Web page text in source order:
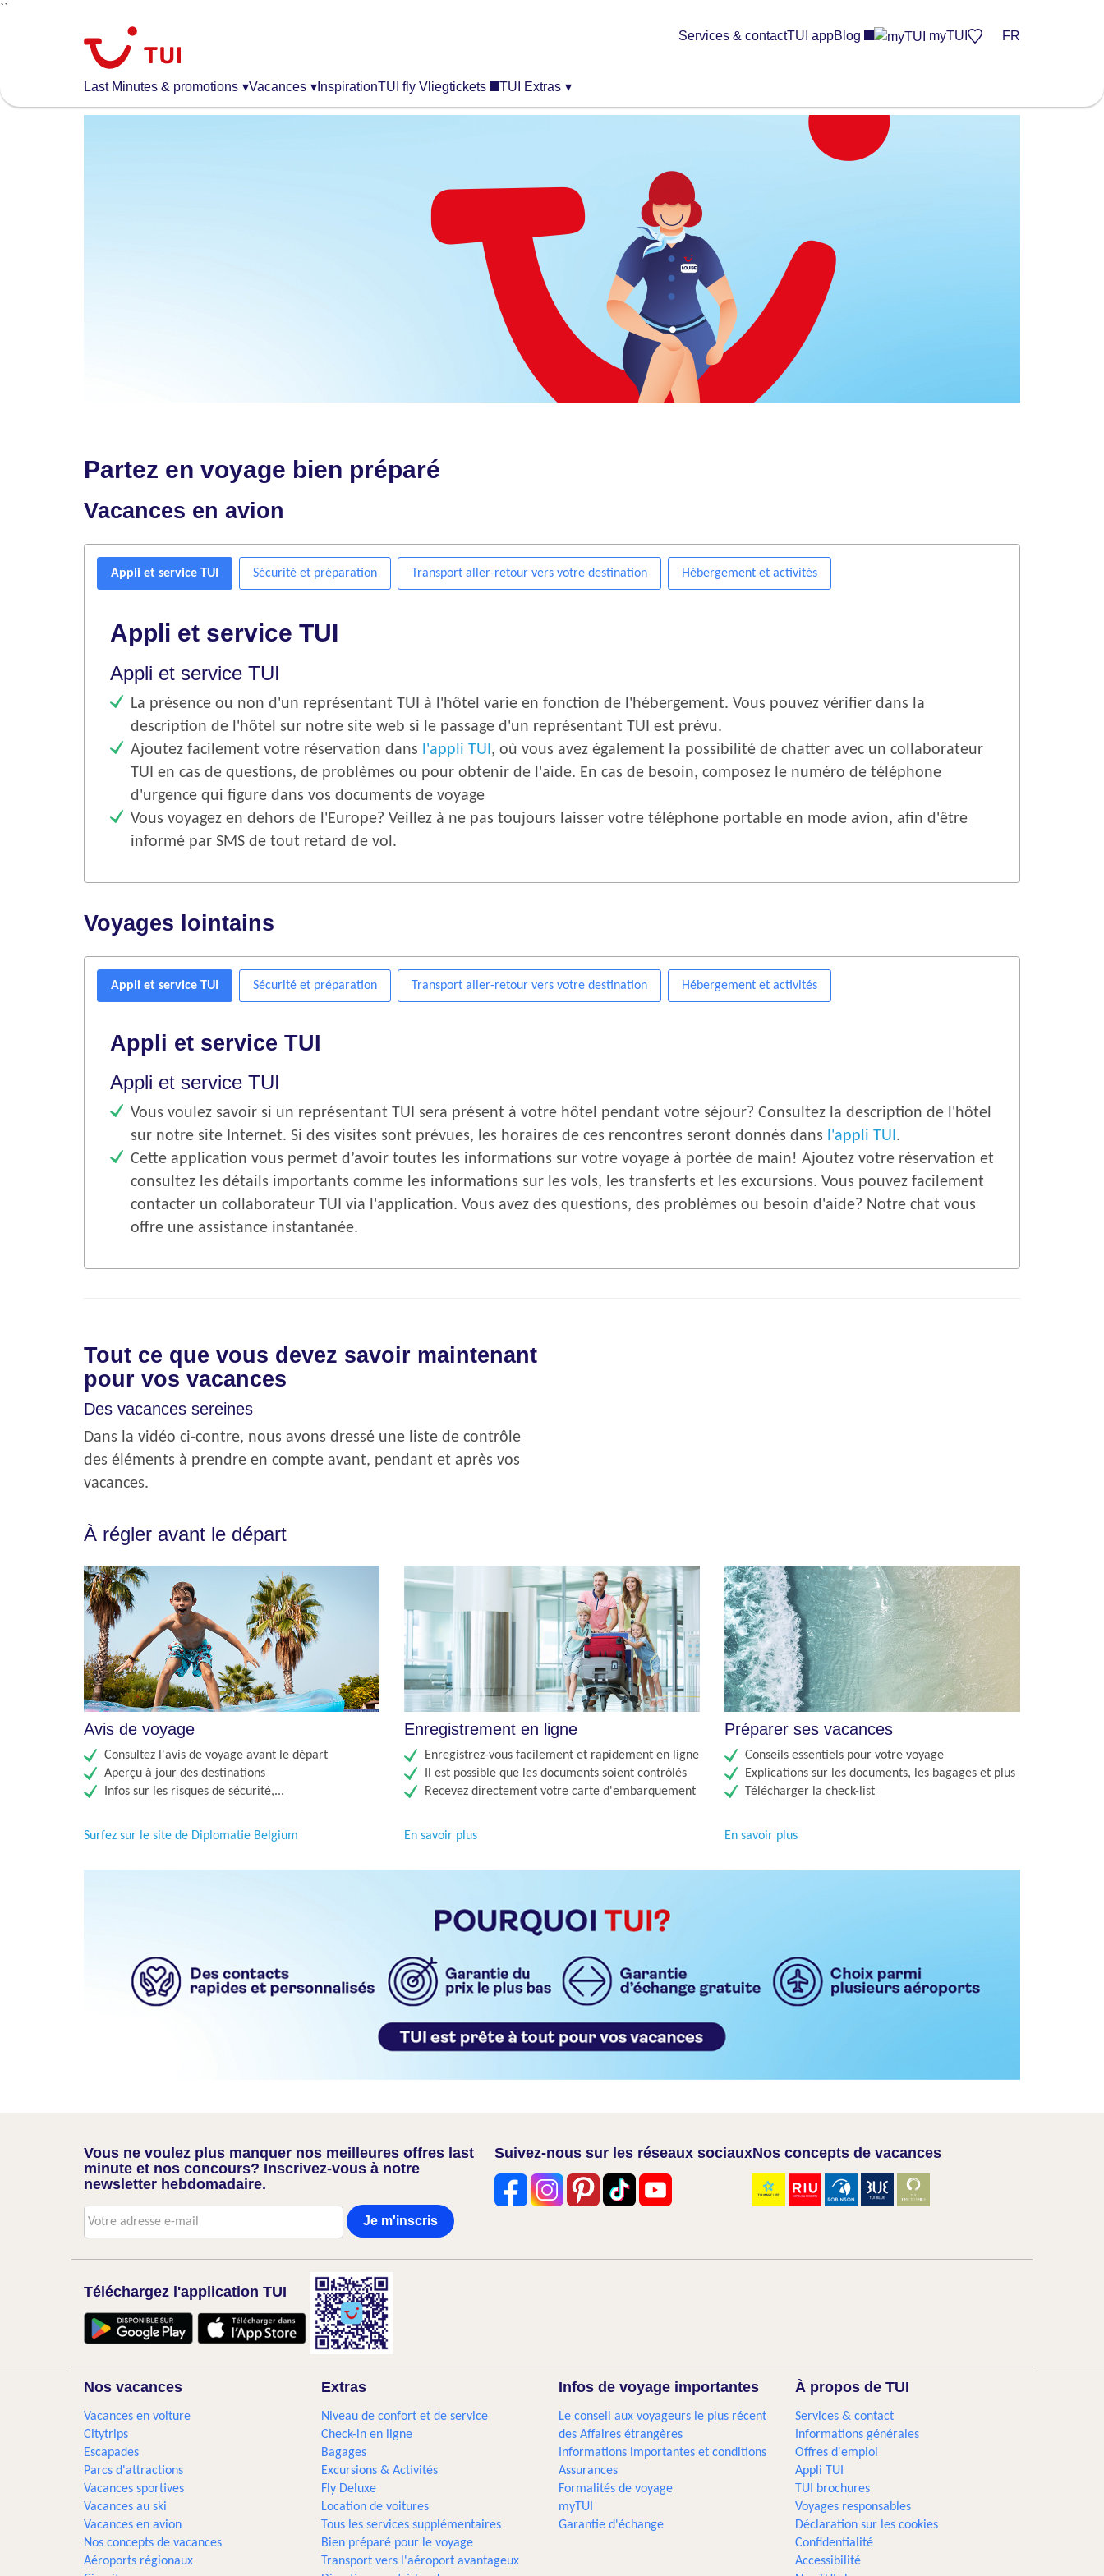
``
Last Minutes & promotions ▾Vacances ▾ InspirationTUI fly Vliegtickets TUI Extras ▾
Services & contactTUI appBlog myTUI FR
Partez en voyage bien préparé
Vacances en avion
Appli et service TUI Sécurité et préparation Transport aller-retour vers votre destination Hébergement et activités
Appli et service TUI
Appli et service TUI
La présence ou non d'un représentant TUI à l'hôtel varie en fonction de l'hébergement. Vous pouvez vérifier dans la
description de l'hôtel sur notre site web si le passage d'un représentant TUI est prévu.
Ajoutez facilement votre réservation dans l'appli TUI, où vous avez également la possibilité de chatter avec un collaborateur
TUI en cas de questions, de problèmes ou pour obtenir de l'aide. En cas de besoin, composez le numéro de téléphone
d'urgence qui figure dans vos documents de voyage
Vous voyagez en dehors de l'Europe? Veillez à ne pas toujours laisser votre téléphone portable en mode avion, afin d'être
informé par SMS de tout retard de vol.
Voyages lointains
Appli et service TUI Sécurité et préparation Transport aller-retour vers votre destination Hébergement et activités
Appli et service TUI
Appli et service TUI
Vous voulez savoir si un représentant TUI sera présent à votre hôtel pendant votre séjour? Consultez la description de l'hôtel
sur notre site Internet. Si des visites sont prévues, les horaires de ces rencontres seront donnés dans l'appli TUI.
Cette application vous permet d’avoir toutes les informations sur votre voyage à portée de main! Ajoutez votre réservation et
consultez les détails importants comme les informations sur les vols, les transferts et les excursions. Vous pouvez facilement
contacter un collaborateur TUI via l'application. Vous avez des questions, des problèmes ou besoin d'aide? Notre chat vous
offre une assistance instantanée.
Tout ce que vous devez savoir maintenant
pour vos vacances
Des vacances sereines
Dans la vidéo ci-contre, nous avons dressé une liste de contrôle
des éléments à prendre en compte avant, pendant et après vos
vacances.
À régler avant le départ
Avis de voyage
Consultez l'avis de voyage avant le départ
Aperçu à jour des destinations
Infos sur les risques de sécurité,...
Surfez sur le site de Diplomatie Belgium
Enregistrement en ligne
Enregistrez-vous facilement et rapidement en ligne
Il est possible que les documents soient contrôlés
Recevez directement votre carte d'embarquement
En savoir plus
Préparer ses vacances
Conseils essentiels pour votre voyage
Explications sur les documents, les bagages et plus
Télécharger la check-list
En savoir plus
Vous ne voulez plus manquer nos meilleures offres last
minute et nos concours? Inscrivez-vous à notre
newsletter hebdomadaire.
Je m'inscris
Suivez-nous sur les réseaux sociauxNos concepts de vacances
Téléchargez l'application TUI
Nos vacances
Vacances en voiture
Citytrips
Escapades
Parcs d'attractions
Vacances sportives
Vacances au ski
Vacances en avion
Nos concepts de vacances
Aéroports régionaux
Extras
Niveau de confort et de service
Check-in en ligne
Bagages
Excursions & Activités
Fly Deluxe
Location de voitures
Tous les services supplémentaires
Bien préparé pour le voyage
Transport vers l'aéroport avantageux
Infos de voyage importantes
Le conseil aux voyageurs le plus récent
des Affaires étrangères
Informations importantes et conditions
Assurances
Formalités de voyage
myTUI
Garantie d'échange
À propos de TUI
Services & contact
Informations générales
Offres d'emploi
Appli TUI
TUI brochures
Voyages responsables
Déclaration sur les cookies
Confidentialité
Accessibilité